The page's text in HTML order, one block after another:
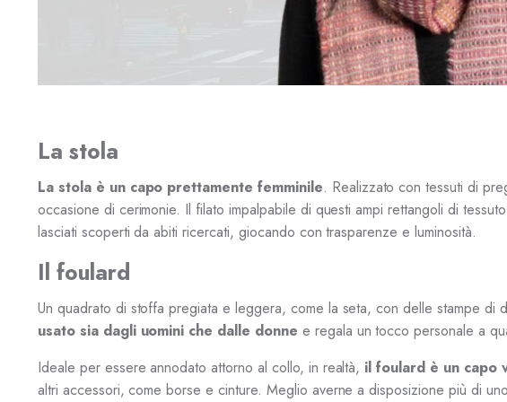
La stola
La stola è un capo prettamente femminile. Realizzato con tessuti di
occasione di cerimonie. Il filato impalpabile di questi ampi rettangoli di
lasciati scoperti da abiti ricercati, giocando con trasparenze e luminosità.
Il foulard
Un quadrato di stoffa pregiata e leggera, come la seta, con delle stampe di
usato sia dagli uomini che dalle donne e regala un tocco personale a
Ideale per essere annodato attorno al collo, in realtà, il foulard è un capo
altri accessori, come borse e cinture. Meglio averne a disposizione più di